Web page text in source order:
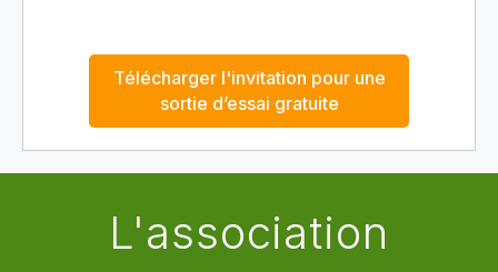
Télécharger l'invitation pour une
sortie d’essai gratuite
L'association